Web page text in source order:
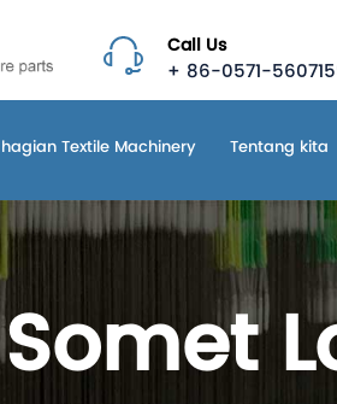
Call Us
+ 86-0571-
Textile Machinery Tentang kita
Somet